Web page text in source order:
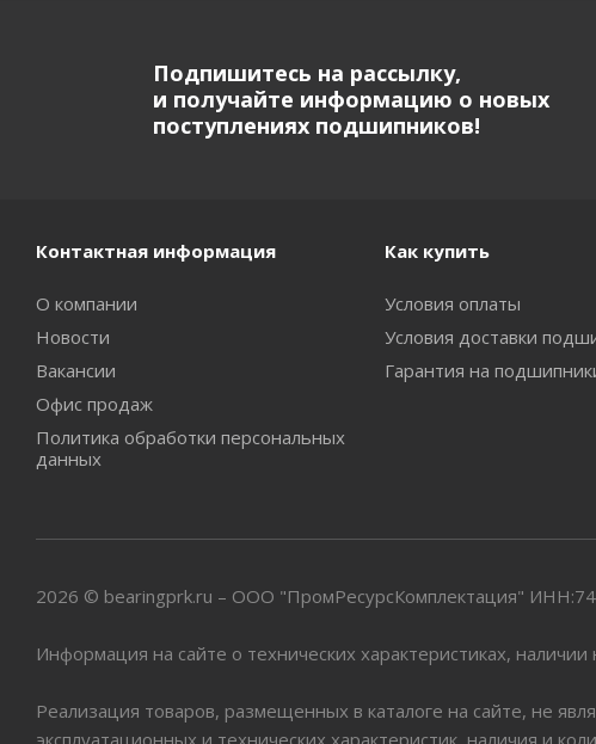
Подпишитесь на рассылку,
и получайте информацию о новых
поступлениях подшипников!
Контактная информация
О компании
Новости
Вакансии
Офис продаж
Политика обработки персональных
данных
Как купить
Условия оплаты
Условия доставки
Гарантия на
2026 © bearingprk.ru – ООО "ПромРесурсКомплектация"
Информация на сайте о технических характеристиках,
Реализация товаров, размещенных в каталоге на сайте, не
эксплуатационных и технических характеристик, наличия и